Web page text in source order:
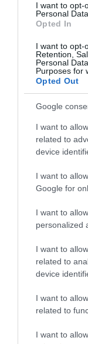
I want to opt-
Personal
Opted In
I want to opt-
Retention,
Personal
Purposes for
Opted Out
Google
I want to
related to
device
I want to
Google for
I want to
personalized
I want to
related to
device
I want to
related to
I want to
ΡΟΗ
Το
από την ΕΕ έργο
Gaming Police”
ενισχύει την
των παιδιών στο
διαδίκτυο
ΑΑΔΕ:
παραβάσεις που
αφορούν τους
31.07.2026
Σ. Καλαφάτης:
Τεχνητή
δεν είναι
νέα τεχνολογία,
μια νέα
επανάσταση»
31.07.2026
για τη